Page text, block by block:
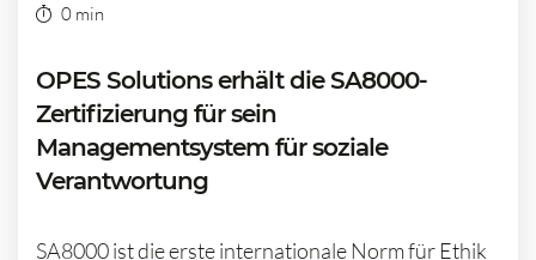
0 min
OPES Solutions erhält die SA8000-
Zertifizierung für sein
Managementsystem für soziale
Verantwortung
SA8000 ist die erste internationale Norm für Ethik